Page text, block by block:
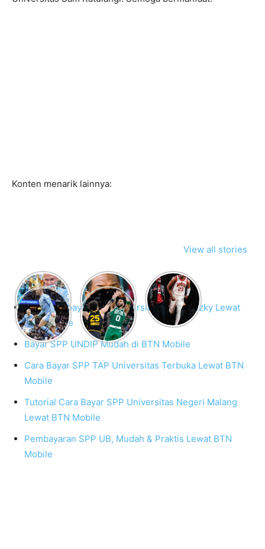
Konten menarik lainnya:
View all stories
Cara Membayar SPP Universitas Mega Rezky Lewat
BTN Mobile
Bayar SPP UNDIP Mudah di BTN Mobile
Cara Bayar SPP TAP Universitas Terbuka Lewat BTN
Mobile
Tutorial Cara Bayar SPP Universitas Negeri Malang
Lewat BTN Mobile
Pembayaran SPP UB, Mudah & Praktis Lewat BTN
Mobile